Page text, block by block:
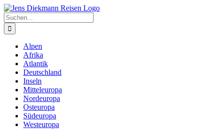
Zum
Inhalt
springen
Suche
nach:
Alpen
Afrika
Atlantik
Deutschland
Inseln
Mitteleuropa
Nordeuropa
Osteuropa
Südeuropa
Westeuropa